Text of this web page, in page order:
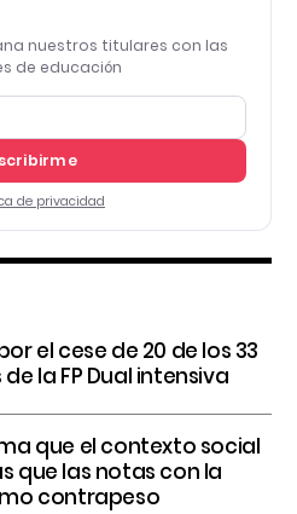
nuestros titulares con las
de educación
de privacidad
el cese de 20 de los 33
la FP Dual intensiva
que el contexto social
que las notas con la
contrapeso